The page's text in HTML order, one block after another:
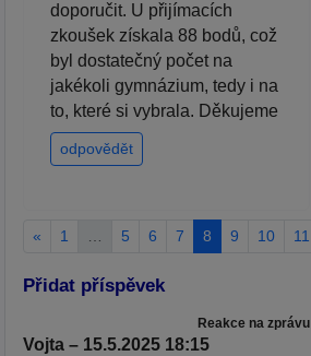
doporučit. U přijímacích
zkoušek získala 88 bodů, což
byl dostatečný počet na
jakékoli gymnázium, tedy i na
to, které si vybrala. Děkujeme
odpovědět
« 1 … 5 6 7 8 9 10 11
Přidat příspěvek
Reakce na zprávu
Vojta – 15.5.2025 18:15